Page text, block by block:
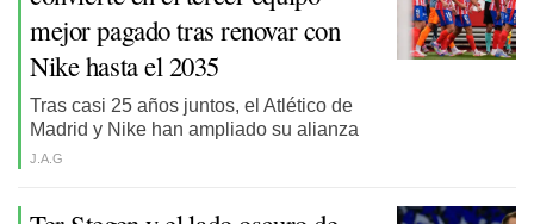
mejor pagado tras renovar con
Nike hasta el 2035
Tras casi 25 años juntos, el Atlético de
Madrid y Nike han ampliado su alianza
J.A.G